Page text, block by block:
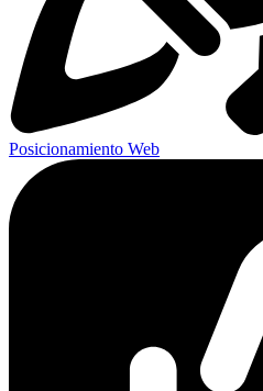
Posicionamiento Web